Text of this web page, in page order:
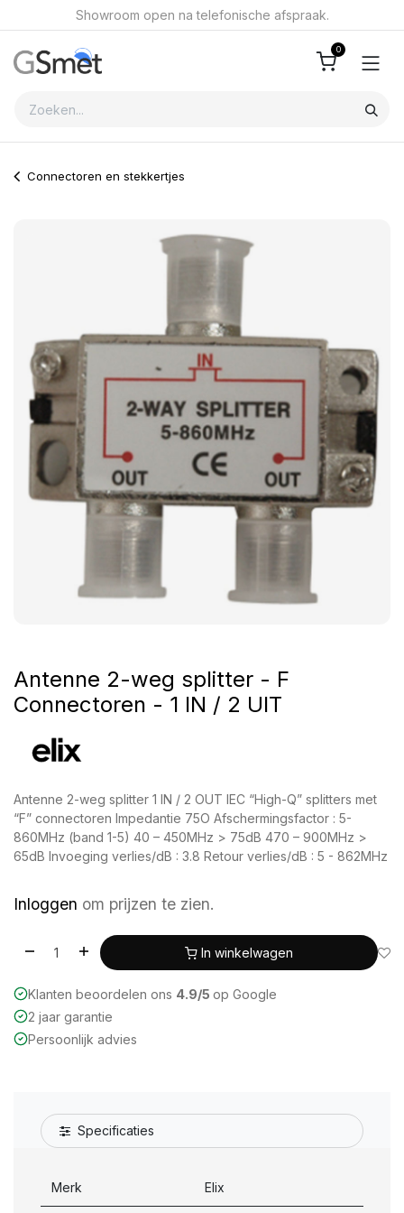
Overslaan naar inhoudShowroom open na telefonische afspraak.
0
Connectoren en stekkertjes
Antenne 2-weg splitter - F
Connectoren - 1 IN / 2 UIT
Antenne 2-weg splitter 1 IN / 2 OUT IEC “High-Q” splitters met
“F” connectoren Impedantie 75O Afschermingsfactor : 5-
860MHz (band 1-5) 40 – 450MHz > 75dB 470 – 900MHz >
65dB Invoeging verlies/dB : 3.8 Retour verlies/dB : 5 - 862MHz
Inloggen om prijzen te zien.
In winkelwagen
Klanten beoordelen ons 4.9/5 op Google
2 jaar garantie
Persoonlijk advies
Specificaties
Merk Elix